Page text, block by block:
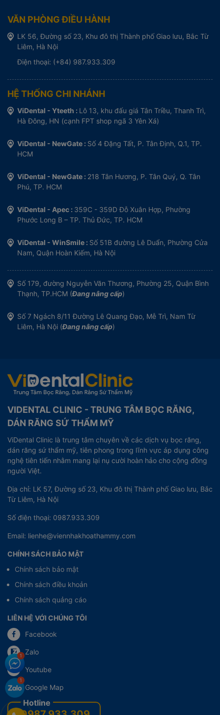
VĂN PHÒNG ĐIỀU HÀNH
LK 56, Đường số 23, Khu đô thị Thành phố Giao lưu, Bắc Từ
Liêm, Hà Nội
Điện thoại: (+84) 987.933.309
HỆ THỐNG CHI NHÁNH
ViDental - Yteeth : Lô 13, khu đấu giá Tân Triều, Thanh Trì,
Hà Đông, HN (cạnh FPT shop ngã 3 Yên Xá)
ViDental - NewGate : Số 4 Đặng Tất, P. Tân Định, Q.1, TP.
HCM
ViDental - NewGate : 218 Tân Hương, P. Tân Quý, Q. Tân
Phú, TP. HCM
ViDental - Apec : 359C - 359D Đỗ Xuân Hợp, Phường
Phước Long B – TP. Thủ Đức, TP. HCM
ViDental - WinSmile : Số 51B đường Lê Duẩn, Phường Cửa
Nam, Quận Hoàn Kiếm, Hà Nội
Số 179, đường Nguyễn Văn Thương, Phường 25, Quận Bình
Thạnh, TP.HCM (Đang nâng cấp)
Số 7 Ngách 8/11 Đường Lê Quang Đạo, Mễ Trì, Nam Từ
Liêm, Hà Nội (Đang nâng cấp)
VIDENTAL CLINIC - TRUNG TÂM BỌC RĂNG,
DÁN RĂNG SỨ THẨM MỸ
ViDental Clinic là trung tâm chuyên về các dịch vụ bọc răng,
dán răng sứ thẩm mỹ, tiên phong trong lĩnh vực áp dụng công
nghệ tiên tiến nhằm mang lại nụ cười hoàn hảo cho cộng đồng
người Việt.
Địa chỉ: LK 57, Đường số 23, Khu đô thị Thành phố Giao lưu, Bắc
Từ Liêm, Hà Nội
Số điện thoại: 0987.933.309
Email: lienhe@viennhakhoathammy.com
CHÍNH SÁCH BẢO MẬT
Chính sách bảo mật
Chính sách điều khoản
Chính sách quảng cáo
LIÊN HỆ VỚI CHÚNG TÔI
Facebook
Zalo
Youtube
Google Map